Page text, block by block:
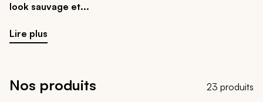
look sauvage et
Lire plus
23 produits
Nos produits